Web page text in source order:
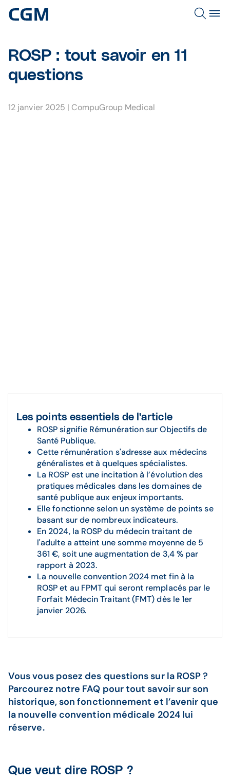
ROSP : tout savoir en 11
questions
12 janvier 2025 | CompuGroup Medical
Les points essentiels de l'article
ROSP signifie Rémunération sur Objectifs de
Santé Publique.
Cette rémunération s'adresse aux médecins
généralistes et à quelques spécialistes.
La ROSP est une incitation à l’évolution des
pratiques médicales dans les domaines de
santé publique aux enjeux importants.
Elle fonctionne selon un système de points se
basant sur de nombreux indicateurs.
En 2024, la ROSP du médecin traitant de
l'adulte a atteint une somme moyenne de 5
361 €, soit une augmentation de 3,4 % par
rapport à 2023.
La nouvelle convention 2024 met fin à la
ROSP et au FPMT qui seront remplacés par le
Forfait Médecin Traitant (FMT) dès le 1er
janvier 2026.
Vous vous posez des questions sur la ROSP ?
Parcourez notre FAQ pour tout savoir sur son
historique, son fonctionnement et l’avenir que
la nouvelle convention médicale 2024 lui
réserve.
Que veut dire ROSP ?